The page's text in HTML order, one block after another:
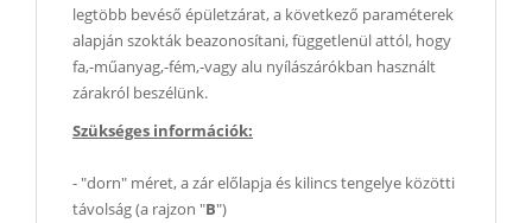
legtöbb bevéső épületzárat, a következő paraméterek
alapján szokták beazonosítani, függetlenül attól, hogy
fa,-műanyag,-fém,-vagy alu nyílászárókban használt
zárakról beszélünk.
Szükséges információk:
- "dorn" méret, a zár előlapja és kilincs tengelye közötti
távolság (a rajzon "B")